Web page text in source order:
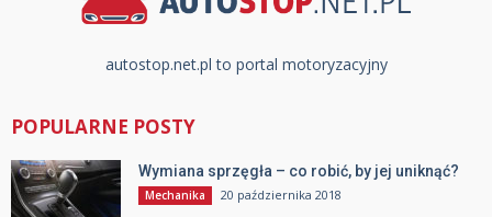
autostop.net.pl to portal motoryzacyjny
POPULARNE POSTY
Wymiana sprzęgła – co robić, by jej uniknąć?
Mechanika 20 października 2018